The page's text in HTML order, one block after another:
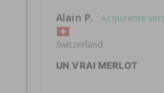
Alain P.
Switzerland
UN VRAI MERLOT